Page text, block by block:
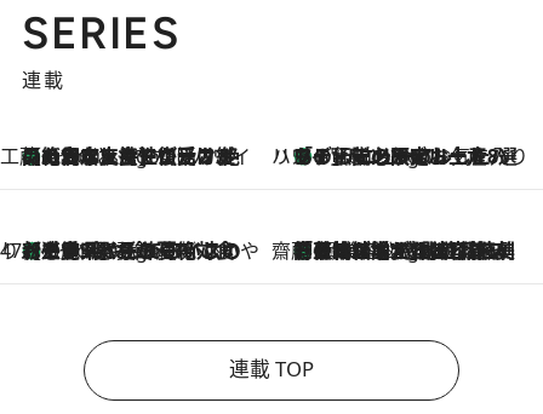
SERIES
連載
工藤まやのおもてなしハワイ
6 Hours Ago
【ハワイ土産】ローカルの絶大な支持で復活！ 絶品の幻クッキー《元ファンの日本人女性が受け継いだ名店》 ハワイ賢者 リサのお気に入りリスト6 Hours Ago
あの伝説の限定トートも！ リニューアルした「ディーン＆デルーカ ハワイ」で必須のお土産8選
47都道府県の手みやげ ひんやりスイーツで夏を満喫
6 Hours Ago
【三重県】この夏絶対食べたい 冷やしておいしいおやつ3選 お餅×アイスの新感覚スイーツ 齋藤 薫 美容脳ルネサンス
6 Hours Ago
「荷物が増えるほど旅ストレスは増す」美容ジャーナリストがたどり着いた最終結論。“化粧品を劇的に減らす”感動の凝縮美容とは
連載 TOP